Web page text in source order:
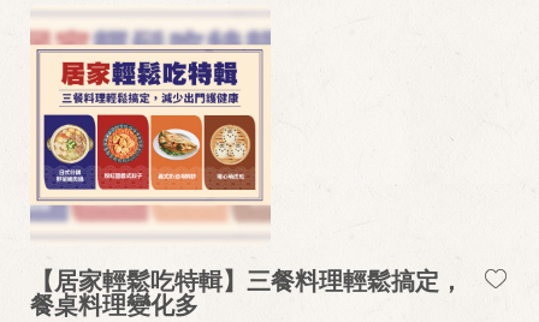
【居家輕鬆吃特輯】三餐料理輕鬆搞定，
餐桌料理變化多